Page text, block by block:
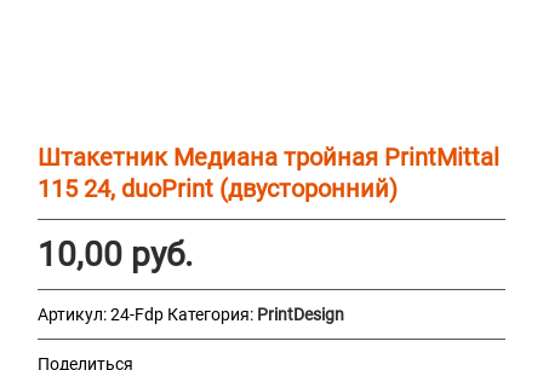
Штакетник Медиана тройная PrintMittal
115 24, duoPrint (двусторонний)
10,00 руб.
Артикул:24-Fdp Категория: PrintDesign
Поделиться